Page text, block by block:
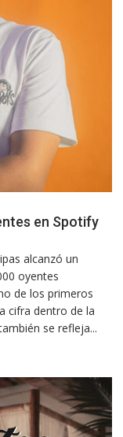
en Spotify
alcanzó un
oyentes
de los primeros
cifra dentro de la
se refleja...